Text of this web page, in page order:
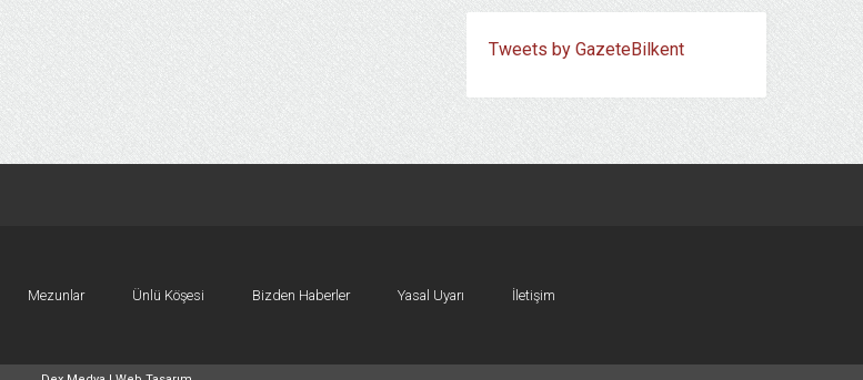
Tweets by GazeteBilkent
Mezunlar Ünlü Köşesi Bizden Haberler Yasal Uyarı İletişim